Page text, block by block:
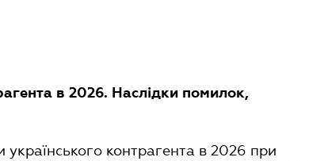
в 2026. Наслідки помилок,
українського контрагента в 2026 при